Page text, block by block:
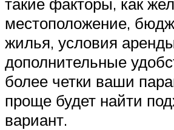
местоположение,
жилья, условия
дополнительные
более четки ваши
проще будет найти
вариант.